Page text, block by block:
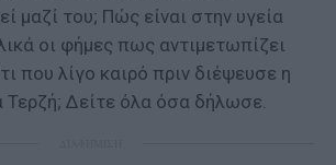
μαζί του; Πώς είναι στην υγεία
οι φήμες πως αντιμετωπίζει
που λίγο καιρό πριν διέψευσε η
Τερζή; Δείτε όλα όσα δήλωσε.